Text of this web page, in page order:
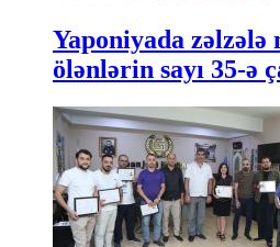
Yaponiyada zəlzələ
ölənlərin sayı 35-ə